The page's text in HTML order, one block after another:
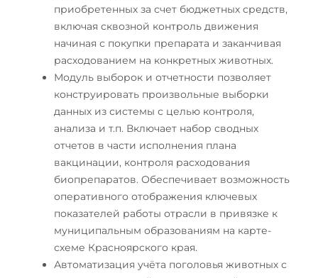
приобретенных за счет бюджетных средств,
включая сквозной контроль движения
начиная с покупки препарата и заканчивая
расходованием на конкретных животных.
Модуль выборок и отчетности позволяет
конструировать произвольные выборки
данных из системы с целью контроля,
анализа и т.п. Включает набор сводных
отчетов в части исполнения плана
вакцинации, контроля расходования
биопрепаратов. Обеспечивает возможность
оперативного отображения ключевых
показателей работы отрасли в привязке к
муниципальным образованиям на карте-
схеме Красноярского края.
Автоматизация учёта поголовья животных с